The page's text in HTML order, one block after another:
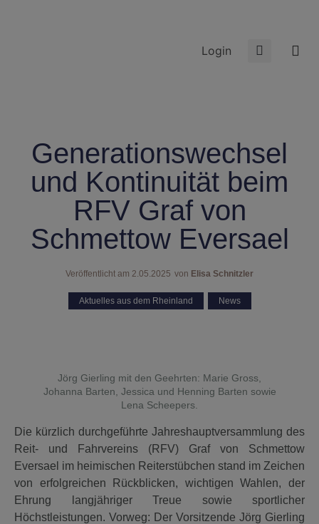
Login
Generationswechsel
und Kontinuität beim
RFV Graf von
Schmettow Eversael
Veröffentlicht am 2.05.2025 von Elisa Schnitzler
Aktuelles aus dem Rheinland News
Jörg Gierling mit den Geehrten: Marie Gross,
Johanna Barten, Jessica und Henning Barten sowie
Lena Scheepers.
Die kürzlich durchgeführte Jahreshauptversammlung des
Reit- und Fahrvereins (RFV) Graf von Schmettow
Eversael im heimischen Reiterstübchen stand im Zeichen
von erfolgreichen Rückblicken, wichtigen Wahlen, der
Ehrung langjähriger Treue sowie sportlicher
Höchstleistungen. Vorweg: Der Vorsitzende Jörg Gierling